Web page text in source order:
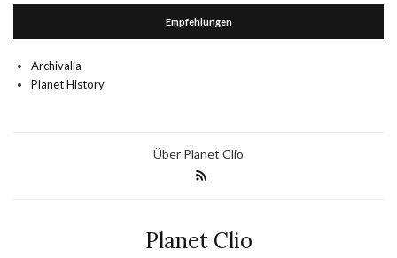
Empfehlungen
Archivalia
Planet History
Über Planet Clio
Planet Clio